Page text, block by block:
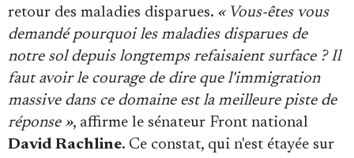
retour des maladies disparues. « Vous-êtes vous
demandé pourquoi les maladies disparues de
notre sol depuis longtemps refaisaient surface ? Il
faut avoir le courage de dire que l'immigration
massive dans ce domaine est la meilleure piste de
réponse », affirme le sénateur Front national
David Rachline. Ce constat, qui n'est étayée sur